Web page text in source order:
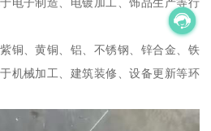
铜、黄铜、铝、不锈钢、锌合金、铁
机械加工、建筑装修、设备更新等环